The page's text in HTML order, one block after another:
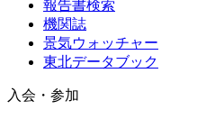
報告書検索
機関誌
景気ウォッチャー
東北データブック
入会・参加